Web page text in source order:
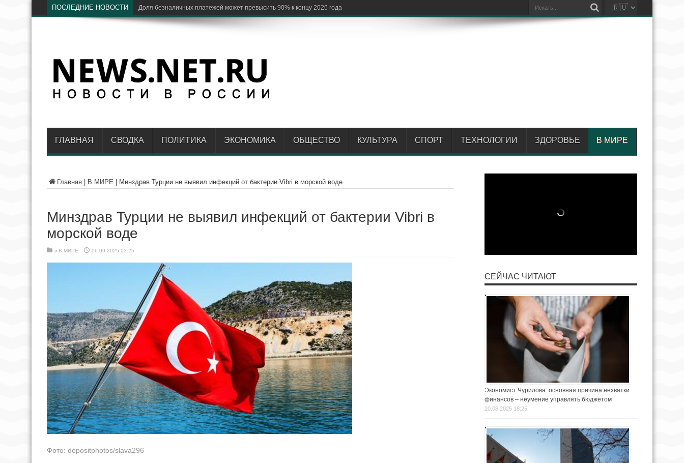
ПОСЛЕДНИЕ НОВОСТИ ЦБ: доля V
ГЛАВНАЯ СВОДКА ПОЛИТИКА ЭКОНОМИКА ОБЩЕСТВО КУЛЬТУРА СПОРТ ТЕХНОЛОГИИ ЗДОРОВЬЕ В МИРЕ
Главная В МИРЕ Минздрав Турции не выявил инфекций от бактерии Vibri в морской воде
Минздрав Турции не выявил инфекций от бактерии Vibri в
морской воде
в В МИРЕ 06.09.2025 03:25
Фото: depositphotos/slava296
СЕЙЧАС ЧИТАЮТ
Экономист Чурилова: основная причина нехватки
финансов – неумение управлять бюджетом
20.08.2025 18:25